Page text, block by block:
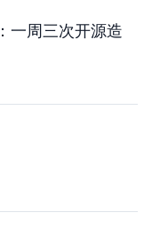
一周三次开源造